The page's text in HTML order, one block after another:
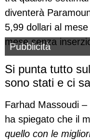
diventerà
5,99 dollari al
mese senza
Pubblicità
Si punta tutto
sono stati e ci
Farhad Massoudi
ha spiegato che il
quello con le